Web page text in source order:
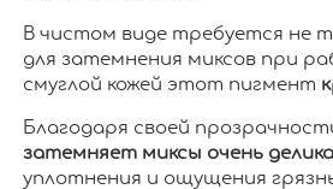
В чистом виде требуется не
для затемнения миксов при
смуглой кожей этот пигмент
Благодаря своей
затемняет миксы очень
уплотнения и ощущения